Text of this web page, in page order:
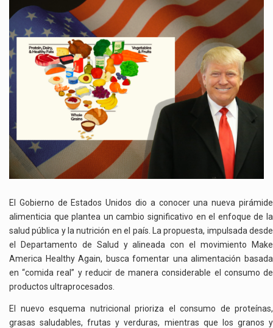
REDEFINE
SU
ALIMENTACIÓN:
NUEVA
PIRÁMIDE
APUESTA
MENOS
ULTRAPROCESADOS
El Gobierno de Estados Unidos dio a conocer una nueva pirámide
alimenticia que plantea un cambio significativo en el enfoque de la
salud pública y la nutrición en el país. La propuesta, impulsada desde
el Departamento de Salud y alineada con el movimiento Make
America Healthy Again, busca fomentar una alimentación basada
en “comida real” y reducir de manera considerable el consumo de
productos ultraprocesados.
El nuevo esquema nutricional prioriza el consumo de proteínas,
grasas saludables, frutas y verduras, mientras que los granos y